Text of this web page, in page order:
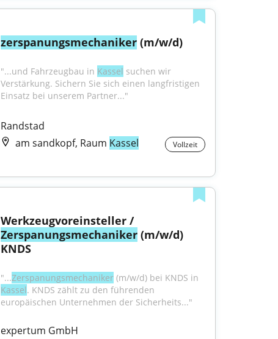
zerspanungsmechaniker (m/w/d)
"...und Fahrzeugbau in Kassel suchen wir
Verstärkung. Sichern Sie sich einen langfristigen
Einsatz bei unserem Partner..."
Randstad
am sandkopf, Raum Kassel Vollzeit
Werkzeugvoreinsteller /
Zerspanungsmechaniker (m/w/d)
KNDS
"...Zerspanungsmechaniker
Kassel. KNDS zählt zu den führenden
europäischen Unternehmen der Sicherheits..."
expertum GmbH